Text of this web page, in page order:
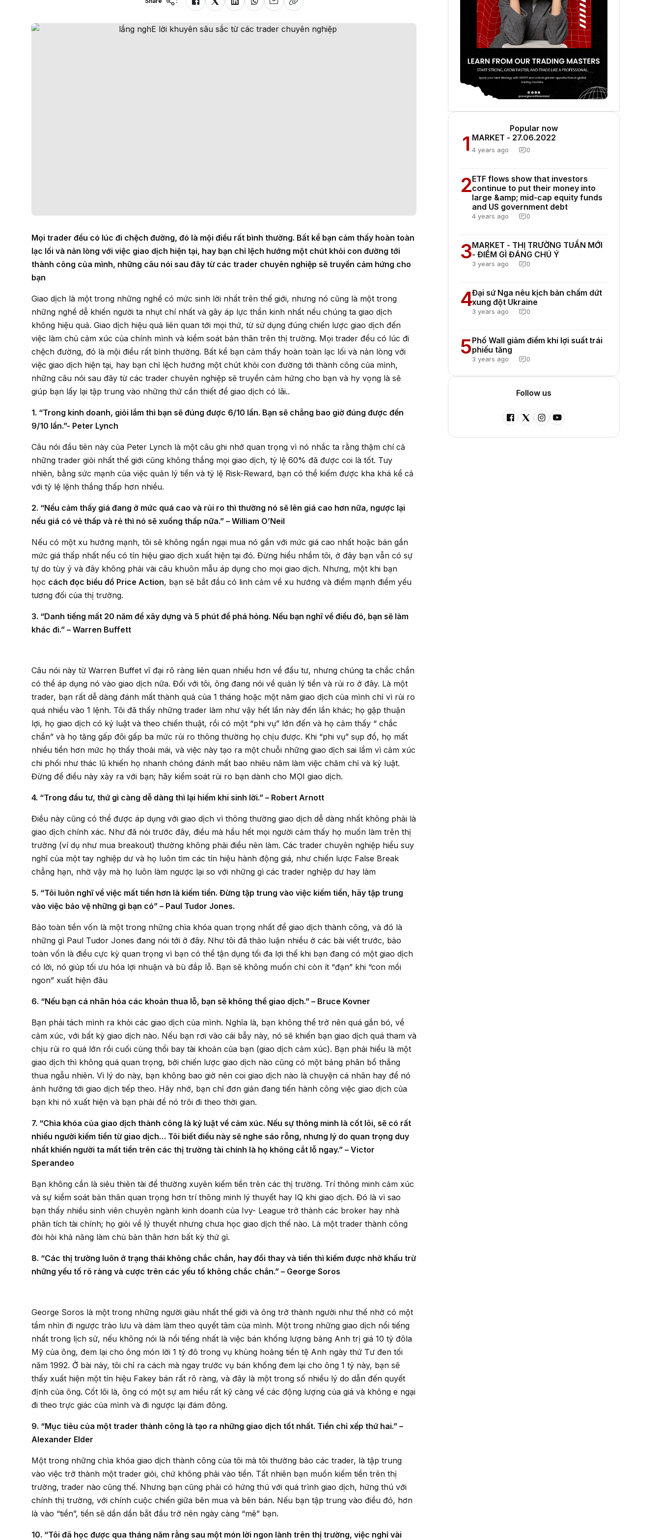
Mọi trader đều có lúc đi chệch đường, đó là mội điều rất bình thường. Bất kể bạn cảm thấy hoàn toàn
lạc lối và nản lòng với việc giao dịch hiện tại, hay bạn chỉ lệch hướng một chút khỏi con đường tới
thành công của mình, những câu nói sau đây từ các trader chuyên nghiệp sẽ truyền cảm hứng cho
bạn
Giao dịch là một trong những nghề có mức sinh lời nhất trên thế giới, nhưng nó cũng là một trong
những nghề dễ khiến người ta nhụt chí nhất và gây áp lực thần kinh nhất nếu chúng ta giao dịch
không hiệu quả. Giao dịch hiệu quả liên quan tới mọi thứ, từ sử dụng đúng chiến lược giao dịch đến
việc làm chủ cảm xúc của chính mình và kiểm soát bản thân trên thị trường. Mọi trader đều có lúc đi
chệch đường, đó là mội điều rất bình thường. Bất kể bạn cảm thấy hoàn toàn lạc lối và nản lòng với
việc giao dịch hiện tại, hay bạn chỉ lệch hướng một chút khỏi con đường tới thành công của mình,
những câu nói sau đây từ các trader chuyên nghiệp sẽ truyền cảm hứng cho bạn và hy vọng là sẽ
giúp bạn lấy lại tập trung vào những thứ cần thiết để giao dịch có lãi..
1. “Trong kinh doanh, giỏi lắm thì bạn sẽ đúng được 6/10 lần. Bạn sẽ chẳng bao giờ đúng được đến
9/10 lần.”- Peter Lynch
Câu nói đầu tiên này của Peter Lynch là một câu ghi nhớ quan trọng vì nó nhắc ta rằng thậm chí cả
những trader giỏi nhất thế giới cũng không thắng mọi giao dịch, tỷ lệ 60% đã được coi là tốt. Tuy
nhiên, bằng sức mạnh của việc quản lý tiền và tỷ lệ Risk-Reward, bạn có thể kiếm được kha khá kể cả
với tỷ lệ lệnh thắng thấp hơn nhiều.
2. “Nếu cảm thấy giá đang ở mức quá cao và rủi ro thì thường nó sẽ lên giá cao hơn nữa, ngược lại
nếu giá có vẻ thấp và rẻ thì nó sẽ xuống thấp nữa.” – William O’Neil
Nếu có một xu hướng mạnh, tôi sẽ không ngần ngại mua nó gần với mức giá cao nhất hoặc bán gần
mức giá thấp nhất nếu có tín hiệu giao dịch xuất hiện tại đó. Đừng hiểu nhầm tôi, ở đây bạn vẫn có sự
tự do tùy ý và đây không phải vài câu khuôn mẫu áp dụng cho mọi giao dịch. Nhưng, một khi bạn
học cách đọc biểu đồ Price Action, bạn sẽ bắt đầu có linh cảm về xu hướng và điểm mạnh điểm yếu
tương đối của thị trường.
3. “Danh tiếng mất 20 năm để xây dựng và 5 phút để phá hỏng. Nếu bạn nghĩ về điều đó, bạn sẽ làm
khác đi.” – Warren Buffett
Câu nói này từ Warren Buffet vĩ đại rõ ràng liên quan nhiều hơn về đầu tư, nhưng chúng ta chắc chắn
có thể áp dụng nó vào giao dịch nữa. Đối với tôi, ông đang nói về quản lý tiền và rủi ro ở đây. Là một
trader, bạn rất dễ dàng đánh mất thành quả của 1 tháng hoặc một năm giao dịch của mình chỉ vì rủi ro
quá nhiều vào 1 lệnh. Tôi đã thấy những trader làm như vậy hết lần này đến lần khác; họ gặp thuận
lợi, họ giao dịch có kỷ luật và theo chiến thuật, rồi có một “phi vụ” lớn đến và họ cảm thấy “ chắc
chắn” và họ tăng gấp đôi gấp ba mức rủi ro thông thường họ chịu được. Khi “phi vụ” sụp đổ, họ mất
nhiều tiền hơn mức họ thấy thoải mái, và việc này tạo ra một chuỗi những giao dịch sai lầm vì cảm xúc
chi phối như thác lũ khiến họ nhanh chóng đánh mất bao nhiêu năm làm việc chăm chỉ và kỷ luật.
Đừng để điều này xảy ra với bạn; hãy kiểm soát rủi ro bạn dành cho MỌI giao dịch.
4. “Trong đầu tư, thứ gì càng dễ dàng thì lại hiếm khi sinh lời.” – Robert Arnott
Điều này cũng có thể được áp dụng với giao dịch vì thông thường giao dịch dễ dàng nhất không phải là
giao dịch chính xác. Như đã nói trước đây, điều mà hầu hết mọi người cảm thấy họ muốn làm trên thị
trường (ví dụ như mua breakout) thường không phải điều nên làm. Các trader chuyên nghiệp hiểu suy
nghĩ của một tay nghiệp dư và họ luôn tìm các tín hiệu hành động giá, như chiến lược False Break
chẳng hạn, nhờ vậy mà họ luôn làm ngược lại so với những gì các trader nghiệp dư hay làm
5. “Tôi luôn nghĩ về việc mất tiền hơn là kiếm tiền. Đừng tập trung vào việc kiếm tiền, hãy tập trung
vào việc bảo vệ những gì bạn có” – Paul Tudor Jones.
Bảo toàn tiền vốn là một trong những chìa khóa quan trọng nhất để giao dịch thành công, và đó là
những gì Paul Tudor Jones đang nói tới ở đây. Như tôi đã thảo luận nhiều ở các bài viết trước, bảo
toàn vốn là điều cực kỳ quan trọng vì bạn có thể tận dụng tối đa lợi thế khi bạn đang có một giao dịch
có lời, nó giúp tối ưu hóa lợi nhuận và bù đắp lỗ. Bạn sẽ không muốn chỉ còn ít “đạn” khi “con mồi
ngon” xuất hiện đâu
6. “Nếu bạn cá nhân hóa các khoản thua lỗ, bạn sẽ không thể giao dịch.” – Bruce Kovner
Bạn phải tách mình ra khỏi các giao dịch của mình. Nghĩa là, bạn không thể trở nên quá gắn bó, về
cảm xúc, với bất kỳ giao dịch nào. Nếu bạn rơi vào cái bẫy này, nó sẽ khiến bạn giao dịch quá tham và
chịu rủi ro quá lớn rồi cuối cùng thổi bay tài khoản của bạn (giao dịch cảm xúc). Bạn phải hiểu là một
giao dịch thì không quá quan trọng, bởi chiến lược giao dịch nào cũng có một bảng phân bổ thắng
thua ngẫu nhiên. Vì lý do này, bạn không bao giờ nên coi giao dịch nào là chuyện cá nhân hay để nó
ảnh hưởng tới giao dịch tiếp theo. Hãy nhớ, bạn chỉ đơn giản đang tiến hành công việc giao dịch của
bạn khi nó xuất hiện và bạn phải để nó trôi đi theo thời gian.
7. “Chìa khóa của giao dịch thành công là kỷ luật về cảm xúc. Nếu sự thông minh là cốt lõi, sẽ có rất
nhiều người kiếm tiền từ giao dịch… Tôi biết điều này sẽ nghe sáo rỗng, nhưng lý do quan trọng duy
nhất khiến người ta mất tiền trên các thị trường tài chính là họ không cắt lỗ ngay.” – Victor
Sperandeo
Bạn không cần là siêu thiên tài để thường xuyên kiếm tiền trên các thị trường. Trí thông minh cảm xúc
và sự kiểm soát bản thân quan trọng hơn trí thông minh lý thuyết hay IQ khi giao dịch. Đó là vì sao
bạn thấy nhiều sinh viên chuyên ngành kinh doanh của Ivy- League trở thành các broker hay nhà
phân tích tài chính; họ giỏi về lý thuyết nhưng chưa học giao dịch thế nào. Là một trader thành công
đòi hỏi khả năng làm chủ bản thân hơn bất kỳ thứ gì.
8. “Các thị trường luôn ở trạng thái không chắc chắn, hay đổi thay và tiền thì kiếm được nhờ khấu trừ
những yếu tố rõ ràng và cược trên các yếu tố không chắc chắn.” – George Soros
George Soros là một trong những người giàu nhất thế giới và ông trở thành người như thế nhờ có một
tầm nhìn đi ngược trào lưu và dám làm theo quyết tâm của mình. Một trong những giao dịch nổi tiếng
nhất trong lịch sử, nếu không nói là nổi tiếng nhất là việc bán khống lượng bảng Anh trị giá 10 tỷ đôla
Mỹ của ông, đem lại cho ông món lời 1 tỷ đô trong vụ khủng hoảng tiền tệ Anh ngày thứ Tư đen tối
năm 1992. Ở bài này, tôi chỉ ra cách mà ngay trước vụ bán khống đem lại cho ông 1 tỷ này, bạn sẽ
thấy xuất hiện một tín hiệu Fakey bán rất rõ ràng, và đây là một trong số nhiều lý do dẫn đến quyết
định của ông. Cốt lõi là, ông có một sự am hiểu rất kỹ càng về các động lượng của giá và không e ngại
đi theo trực giác của mình và đi ngược lại đám đông.
9. “Mục tiêu của một trader thành công là tạo ra những giao dịch tốt nhất. Tiền chỉ xếp thứ hai.” –
Alexander Elder
Một trong những chìa khóa giao dịch thành công của tôi mà tôi thường bảo các trader, là tập trung
vào việc trở thành một trader giỏi, chứ không phải vào tiền. Tất nhiên bạn muốn kiếm tiền trên thị
trường, trader nào cũng thế. Nhưng bạn cũng phải có hứng thú với quá trình giao dịch, hứng thú với
chính thị trường, với chính cuộc chiến giữa bên mua và bên bán. Nếu bạn tập trung vào điều đó, hơn
là vào “tiền”, tiền sẽ dần dần bắt đầu trở nên ngày càng “mê” bạn.
10. “Tôi đã học được qua tháng năm rằng sau một món lời ngon lành trên thị trường, việc nghỉ vài
Popular now
1 MARKET - 27.06.2022
4 years ago 0
2ETF flows show that investors
continue to put their money into
large &amp; mid-cap equity funds
and US government debt
4 years ago 0
3MARKET - THỊ TRƯỜNG TUẦN MỚI
- ĐIỂM GÌ ĐÁNG CHÚ Ý
3 years ago 0
4Đại sứ Nga nêu kịch bản chấm dứt
xung đột Ukraine
3 years ago 0
5Phố Wall giảm điểm khi lợi suất trái
phiếu tăng
3 years ago 0
Follow us